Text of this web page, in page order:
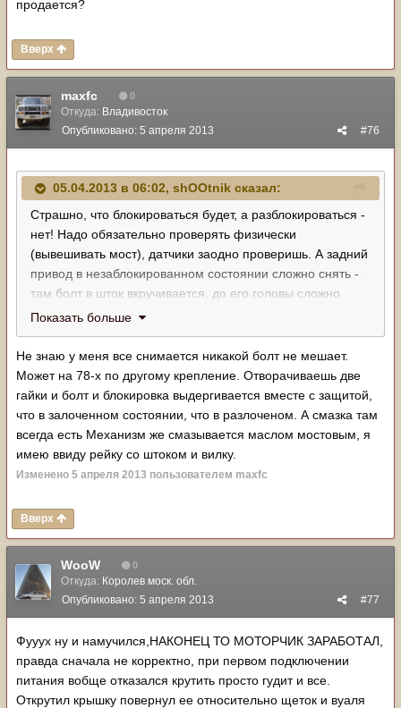
продается?
Вверх
maxfc 0
Откуда: Владивосток
#76
Опубликовано: 5 апреля 2013
05.04.2013 в 06:02, shOOtnik сказал:
Страшно, что блокироваться будет, а разблокироваться -
нет! Надо обязательно проверять физически
(вывешивать мост), датчики заодно проверишь. А задний
привод в незаблокированном состоянии сложно снять -
там болт в шток вкручивается, до его головы сложно
долезть. Если моторчик не пашет или напряжение не
подается, я крышку моторчика снимал и врукопашную
крутил вал с червяком, но можно исхитриться и подлезть
до головы болта. После сборки я накидываю разъем и
визуально проверяю работу блокировки перед
установкой в мост. Кто-то в форуме писал про
необходимость смазки привода в мосту - не лишнее,
правда и меня все смазано.
Показать больше
Не знаю у меня все снимается никакой болт не мешает.
Может на 78-х по другому крепление. Отворачиваешь две
гайки и болт и блокировка выдергивается вместе с защитой,
что в залоченном состоянии, что в разлоченом. А смазка там
всегда есть Механизм же смазывается маслом мостовым, я
имею ввиду рейку со штоком и вилку.
Изменено 5 апреля 2013 пользователем maxfc
Вверх
WooW 0
Откуда: Королев моск. обл.
#77
Опубликовано: 5 апреля 2013
Фууух ну и намучился,НАКОНЕЦ ТО МОТОРЧИК ЗАРАБОТАЛ,
правда сначала не корректно, при первом подключении
питания вобще отказался крутить просто гудит и все.
Открутил крышку повернул ее относительно щеток и вуаля